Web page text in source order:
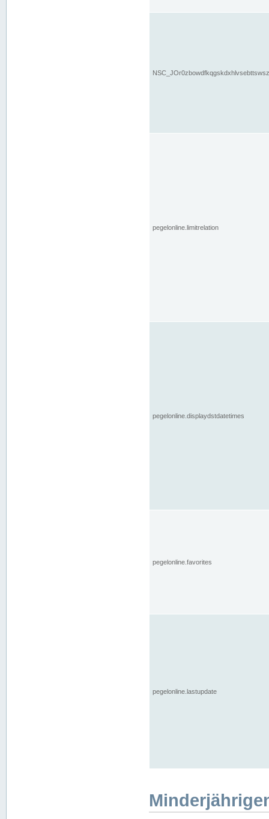
pegelonline.limitrelation
pegelonline.displaydstdatetimes
pegelonline.favorites
pegelonline.lastupdate